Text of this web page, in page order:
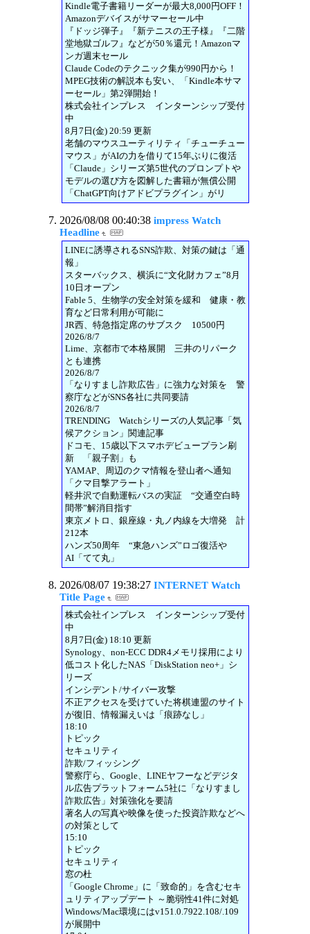
Kindle電子書籍リーダーが最大8,000円OFF！
Amazonデバイスがサマーセール中
『ドッジ弾子』『新テニスの王子様』『二階
堂地獄ゴルフ』などが50％還元！Amazonマ
ンガ週末セール
Claude Codeのテクニック集が990円から！
MPEG技術の解説本も安い、「Kindle本サマ
ーセール」第2弾開始！
株式会社インプレス インターンシップ受付
中
8月7日(金) 20:59 更新
老舗のマウスユーティリティ「チューチュー
マウス」がAIの力を借りて15年ぶりに復活
「Claude」シリーズ第5世代のプロンプトや
モデルの選び方を図解した書籍が無償公開
「ChatGPT向けアドビプラグイン」がリ
2026/08/08 00:40:38 impress Watch
Headline
LINEに誘導されるSNS詐欺、対策の鍵は「通
報」
スターバックス、横浜に“文化財カフェ”8月
10日オープン
Fable 5、生物学の安全対策を緩和 健康・教
育など日常利用が可能に
JR西、特急指定席のサブスク 10500円
2026/8/7
Lime、京都市で本格展開 三井のリパーク
とも連携
2026/8/7
「なりすまし詐欺広告」に強力な対策を 警
察庁などがSNS各社に共同要請
2026/8/7
TRENDING Watchシリーズの人気記事「気
候アクション」関連記事
ドコモ、15歳以下スマホデビュープラン刷
新 「親子割」も
YAMAP、周辺のクマ情報を登山者へ通知
「クマ目撃アラート」
軽井沢で自動運転バスの実証 “交通空白時
間帯”解消目指す
東京メトロ、銀座線・丸ノ内線を大増発 計
212本
ハンズ50周年 “東急ハンズ”ロゴ復活や
AI「てて丸」
2026/08/07 19:38:27 INTERNET Watch
Title Page
株式会社インプレス インターンシップ受付
中
8月7日(金) 18:10 更新
Synology、non-ECC DDR4メモリ採用により
低コスト化したNAS「DiskStation neo+」シ
リーズ
インシデント/サイバー攻撃
不正アクセスを受けていた将棋連盟のサイト
が復旧、情報漏えいは「痕跡なし」
18:10
トピック
セキュリティ
詐欺/フィッシング
警察庁ら、Google、LINEヤフーなどデジタ
ル広告プラットフォーム5社に「なりすまし
詐欺広告」対策強化を要請
著名人の写真や映像を使った投資詐欺などへ
の対策として
15:10
トピック
セキュリティ
窓の杜
「Google Chrome」に「致命的」を含むセキ
ュリティアップデート ～脆弱性41件に対処
Windows/Mac環境にはv151.0.7922.108/.109
が展開中